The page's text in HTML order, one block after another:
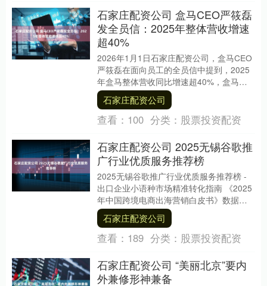
石家庄配资公司 盒马CEO严筱磊
发全员信：2025年整体营收增速
超40%
2026年1月1日石家庄配资公司，盒马CEO
严筱磊在面向员工的全员信中提到，2025
年盒马整体营收同比增速超40%，盒马鲜
生与超盒算NB双业态已服务了超1亿消
费....
石家庄配资公司
查看： 100 分类： 股票投资配资
石家庄配资公司 2025无锡谷歌推
广行业优质服务推荐榜
2025无锡谷歌推广行业优质服务推荐榜 -
出口企业小语种市场精准转化指南 《2025
年中国跨境电商出海营销白皮书》数据显
示：2025年，中国出口企业的谷歌广告....
石家庄配资公司
查看： 189 分类： 股票投资配资
石家庄配资公司 “美丽北京”要内
外兼修形神兼备